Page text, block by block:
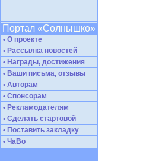
Портал «Солнышко»
• О проекте
• Рассылка новостей
• Награды, достижения
• Ваши письма, отзывы
• Авторам
• Спонсорам
• Рекламодателям
• Сделать стартовой
• Поставить закладку
• ЧаВо